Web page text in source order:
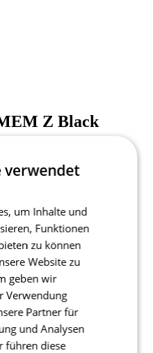
Z Black
| schwarz
verwendet
um Inhalte und
Funktionen
zu können
Website zu
geben wir
Verwendung
Partner für
und Analysen
führen diese